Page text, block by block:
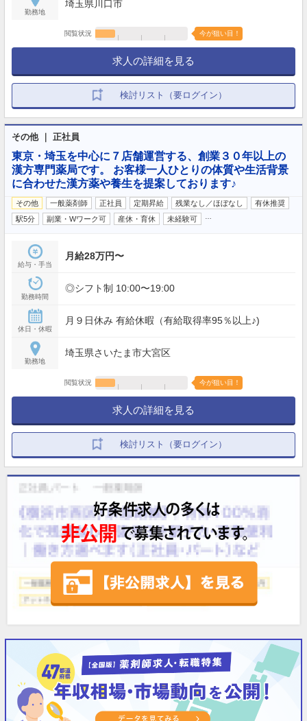
勤務地
埼玉県川口市
閲覧状況 今が狙い目！
求人の詳細を見る
検討リスト（要ログイン）
その他 ｜ 正社員
東京・埼玉を中心に７店舗運営する、創業３０年以上の
漢方専門薬局です。 お客様一人ひとりの体質や生活背景
に合わせた漢方薬や養生を提案しております♪
その他 一般薬剤師 正社員 定期昇給 残業なし／ほぼなし
有休推奨
駅5分
副業・Wワーク可 産休・育休 未経験可
給与・手当
月給28万円〜
勤務時間
◎シフト制 10:00〜19:00
休日・休暇
月９日休み 有給休暇（有給取得率95％以上♪)
勤務地
埼玉県さいたま市大宮区
閲覧状況 今が狙い目！
求人の詳細を見る
検討リスト（要ログイン）